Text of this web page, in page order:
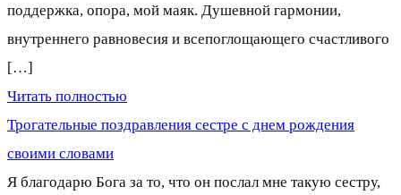
поддержка, опора, мой маяк. Душевной гармонии,
внутреннего равновесия и всепоглощающего счастливого
[…]
Читать полностью
Трогательные поздравления сестре с днем рождения
своими словами
Я благодарю Бога за то, что он послал мне такую сестру,